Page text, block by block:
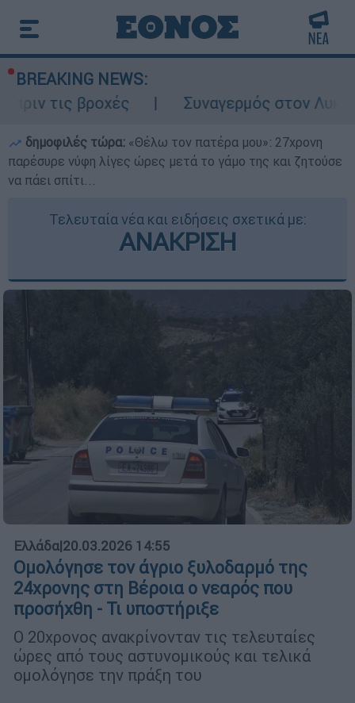
BREAKING NEWS:
Συναγερμός στον Λυκαβηττό:
δημοφιλές τώρα: «Θέλω τον πατέρα μου»: 27χρονη
παρέσυρε νύφη λίγες ώρες μετά το γάμο της και ζητούσε
να πάει σπίτι...
Τελευταία νέα και ειδήσεις σχετικά με:
ΑΝΑΚΡΙΣΗ
Ελλάδα|20.03.2026 14:55
Ομολόγησε τον άγριο ξυλοδαρμό της
24χρονης στη Βέροια ο νεαρός που
προσήχθη - Τι υποστήριξε
Ο 20χρονος ανακρίνονταν τις τελευταίες
ώρες από τους αστυνομικούς και τελικά
ομολόγησε την πράξη του